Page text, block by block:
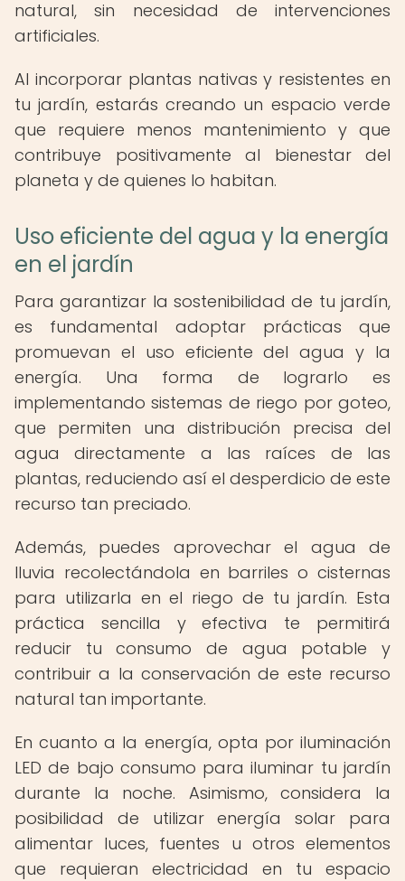
natural, sin necesidad de intervenciones
artificiales.
Al incorporar plantas nativas y resistentes en
tu jardín, estarás creando un espacio verde
que requiere menos mantenimiento y que
contribuye positivamente al bienestar del
planeta y de quienes lo habitan.
Uso eficiente del agua y la energía
en el jardín
Para garantizar la sostenibilidad de tu jardín,
es fundamental adoptar prácticas que
promuevan el uso eficiente del agua y la
energía. Una forma de lograrlo es
implementando sistemas de riego por goteo,
que permiten una distribución precisa del
agua directamente a las raíces de las
plantas, reduciendo así el desperdicio de este
recurso tan preciado.
Además, puedes aprovechar el agua de
lluvia recolectándola en barriles o cisternas
para utilizarla en el riego de tu jardín. Esta
práctica sencilla y efectiva te permitirá
reducir tu consumo de agua potable y
contribuir a la conservación de este recurso
natural tan importante.
En cuanto a la energía, opta por iluminación
LED de bajo consumo para iluminar tu jardín
durante la noche. Asimismo, considera la
posibilidad de utilizar energía solar para
alimentar luces, fuentes u otros elementos
que requieran electricidad en tu espacio